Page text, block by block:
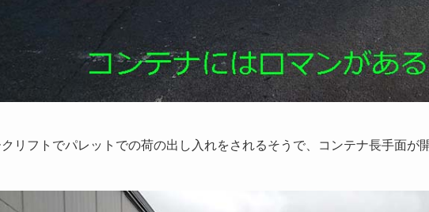
リフトでパレットでの荷の出し入れをされるそうで、コンテナ長手面が